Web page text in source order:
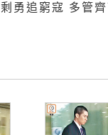
勇追窮寇 多管